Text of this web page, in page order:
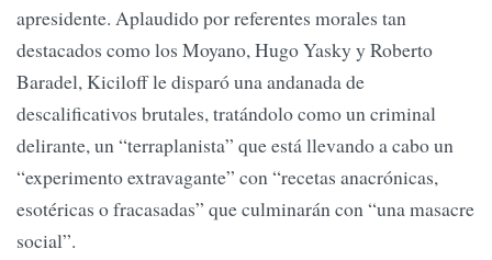
apresidente. Aplaudido por referentes morales tan
destacados como los Moyano, Hugo Yasky y Roberto
Baradel, Kiciloff le disparó una andanada de
descalificativos brutales, tratándolo como un criminal
delirante, un “terraplanista” que está llevando a cabo un
“experimento extravagante” con “recetas anacrónicas,
esotéricas o fracasadas” que culminarán con “una masacre
social”.